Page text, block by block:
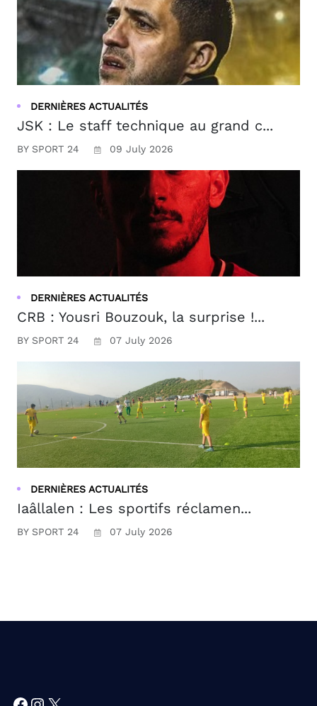
DERNIÈRES ACTUALITÉS
JSK : Le staff technique au grand c...
BY SPORT 24 09 July 2026
DERNIÈRES ACTUALITÉS
CRB : Yousri Bouzouk, la surprise !...
BY SPORT 24 07 July 2026
DERNIÈRES ACTUALITÉS
Iaâllalen : Les sportifs réclamen...
BY SPORT 24 07 July 2026